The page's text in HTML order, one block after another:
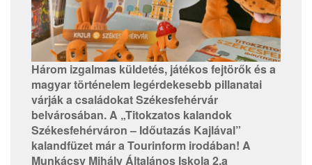
Három izgalmas küldetés, játékos fejtörők és a
magyar történelem legérdekesebb pillanatai
várják a családokat Székesfehérvár
belvárosában. A „Titokzatos kalandok
Székesfehérváron – Időutazás Kajlával”
kalandfüzet már a Tourinform irodában! A
Munkácsy Mihály Általános Iskola 2.a